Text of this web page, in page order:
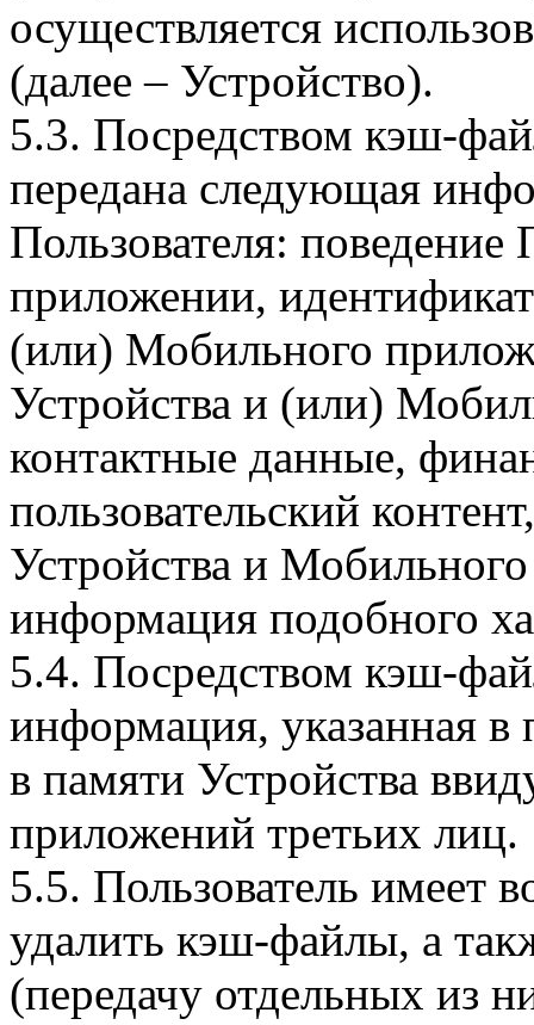
осуществляется
(далее – Устройство).
5.3. Посредством кэш-
передана следующая
Пользователя:
приложении,
(или) Мобильного
Устройства и (или)
контактные данные,
пользовательский
Устройства и
информация подобного
5.4. Посредством кэш-
информация, указанная в
в памяти Устройства
приложений третьих лиц.
5.5. Пользователь имеет
удалить кэш-файлы, а
(передачу отдельных из